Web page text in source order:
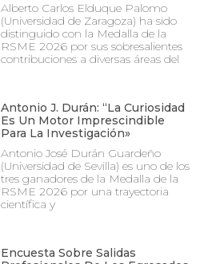
Alberto Carlos Elduque Palomo
(Universidad de Zaragoza) ha sido
distinguido con la Medalla de la
RSME 2026 por sus sobresalientes
contribuciones a diversas áreas del
Antonio J. Durán: “La Curiosidad
Es Un Motor Imprescindible
Para La Investigación»
Antonio José Durán Guardeño
(Universidad de Sevilla) es uno de los
tres ganadores de la Medalla de la
RSME 2026 por una trayectoria
científica y
Encuesta Sobre Salidas